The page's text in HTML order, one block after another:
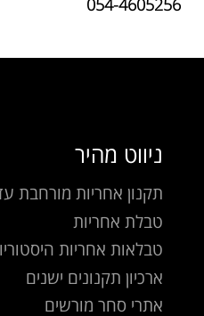
054-4605256
ניווט מהיר
תקנון אחריות מורחבת
טבלת אחריות
טבלאות אחריות
ארכיון תקנונים ישנים
אתרי סחר מורשים